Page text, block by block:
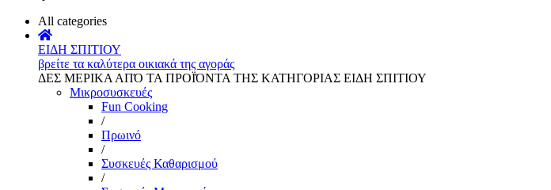
All categories
ΕΙΔΗ ΣΠΙΤΙΟΥ
βρείτε τα καλύτερα οικιακά της αγοράς
ΔΕΣ ΜΕΡΙΚΑ ΑΠΌ ΤΑ ΠΡΟΪΌΝΤΑ ΤΗΣ ΚΑΤΗΓΟΡΙΑΣ ΕΙΔΗ ΣΠΙΤΙΟΥ
Μικροσυσκευές
Fun Cooking
/
Πρωινό
/
Συσκευές Καθαρισμού
/